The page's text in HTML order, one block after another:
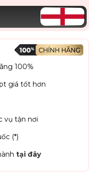
100%
giá tốt hơn
vụ tận nơi
(*)
tại đây